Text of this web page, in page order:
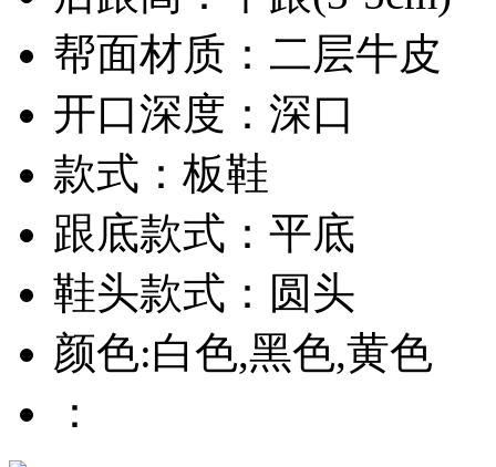
帮面材质：二层牛皮
开口深度：深口
款式：板鞋
跟底款式：平底
鞋头款式：圆头
颜色:白色,黑色,黄色
：